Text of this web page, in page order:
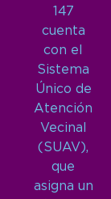
147
cuenta
con el
Sistema
Único de
Atención
Vecinal
(SUAV),
que
asigna un